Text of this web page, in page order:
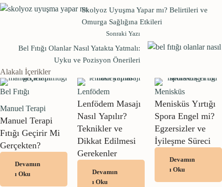
Skolyoz Uyuşma Yapar mı? Belirtileri ve
Omurga Sağlığına Etkileri
Sonraki Yazı
Bel Fıtığı Olanlar Nasıl Yatakta Yatmalı:
Uyku ve Pozisyon Önerileri
Alakalı İçerikler
Bel Fıtığı
Manuel Terapi
Manuel Terapi
Fıtığı Geçirir Mi
Gerçekten?
Devamın
ı Oku
Lenfödem
Lenfödem Masajı
Nasıl Yapılır?
Teknikler ve
Dikkat Edilmesi
Gerekenler
Devamın
ı Oku
Menisküs
Menisküs Yırtığı
Spora Engel mi?
Egzersizler ve
İyileşme Süreci
Devamın
ı Oku